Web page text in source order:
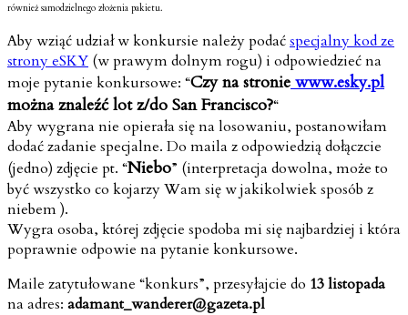
również samodzielnego złożenia pakietu.
Aby wziąć udział w konkursie należy podaćspecjalny kod ze
strony eSKY (w prawym dolnym rogu) i odpowiedzieć na
moje pytanie konkursowe: “Czy na stronie www.esky.pl
można znaleźć lot z/do San Francisco?“
Aby wygrana nie opierała się na losowaniu, postanowiłam
dodać zadanie specjalne. Do maila z odpowiedzią dołączcie
(jedno) zdjęcie pt. “Niebo” (interpretacja dowolna, może to
być wszystko co kojarzy Wam się w jakikolwiek sposób z
niebem ).
Wygra osoba, której zdjęcie spodoba mi się najbardziej i która
poprawnie odpowie na pytanie konkursowe.
Maile zatytułowane “konkurs”, przesyłajcie do 13 listopada
na adres: adamant_wanderer@gazeta.pl